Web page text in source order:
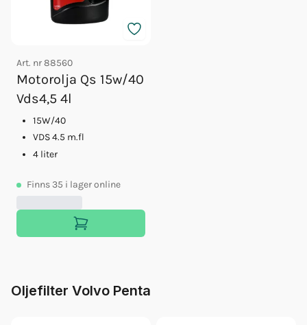
Art. nr88560
Motorolja Qs 15w/40
Vds4,5 4l
15W/40
VDS 4.5 m.fl
4 liter
Finns 35 i lager online
Oljefilter Volvo Penta